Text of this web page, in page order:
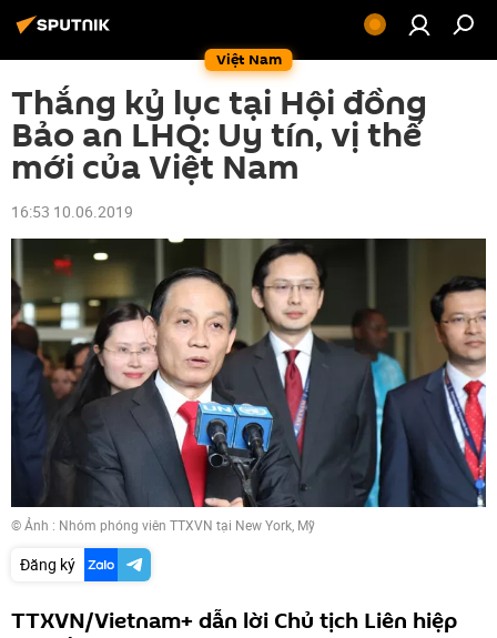
Việt Nam
Thắng kỷ lục tại Hội đồng
Bảo an LHQ: Uy tín, vị thế
mới của Việt Nam
16:53 10.06.2019
© Ảnh : Nhóm phóng viên TTXVN tại New York, Mỹ
Đăng ký
TTXVN/Vietnam+ dẫn lời Chủ tịch Liên hiệp